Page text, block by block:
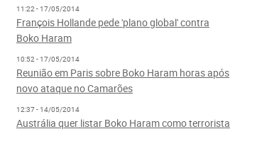
11:22 - 17/05/2014
François Hollande pede 'plano global' contra
Boko Haram
10:52 - 17/05/2014
Reunião em Paris sobre Boko Haram horas após
novo ataque no Camarões
12:37 - 14/05/2014
Austrália quer listar Boko Haram como terrorista